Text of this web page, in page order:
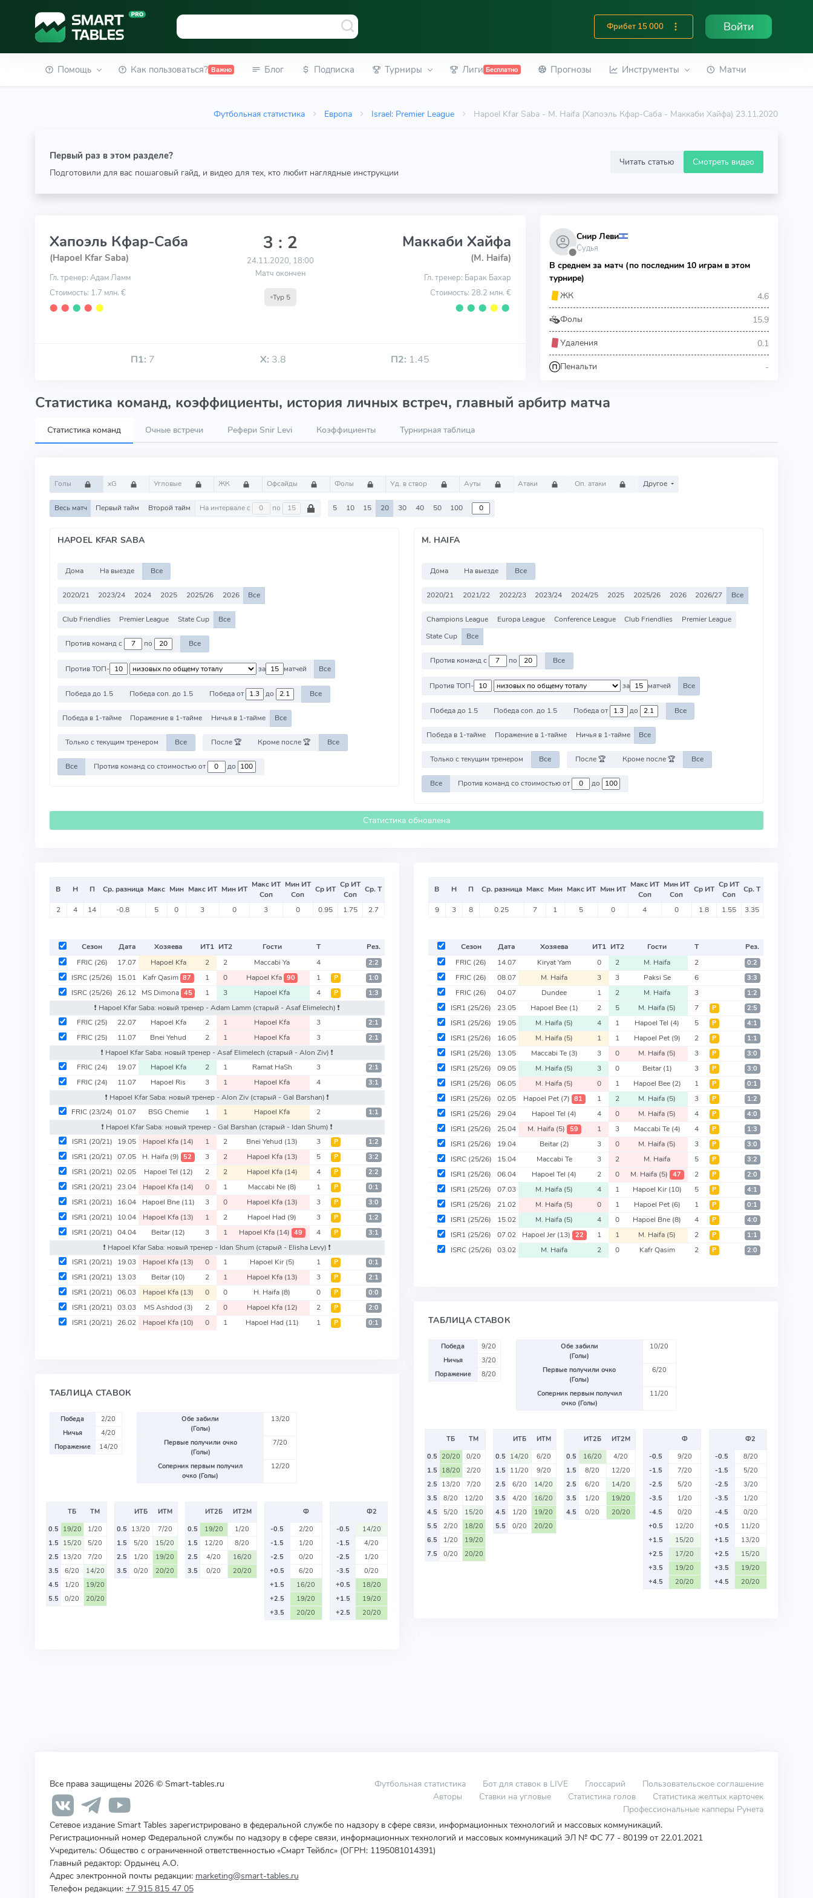
Фрибет 15 000 Войти
Помощь Как пользоваться? Важно Блог Подписка Турниры Лиги Бесплатно Прогнозы Инструменты Матчи
Футбольная статистика Европа Israel: Premier League Hapoel Kfar Saba - M. Haifa (Хапоэль Кфар-Саба - Маккаби Хайфа) 23.11.2020
Первый раз в этом разделе?
Подготовили для вас пошаговый гайд, и видео для тех, кто любит наглядные инструкции
Читать статью Смотреть видео
Хапоэль Кфар-Саба
(Hapoel Kfar Saba)
Гл. тренер: Адам Ламм
Стоимость: 1.7 млн. €
⬤ ⬤ ⬤ ⬤ ⬤
3 : 2
24.11.2020, 18:00
Матч окончен
Тур 5
Маккаби Хайфа
(M. Haifa)
Гл. тренер: Барак Бахар
Стоимость: 28.2 млн. €
⬤ ⬤ ⬤ ⬤ ⬤
П1: 7 Х: 3.8 П2: 1.45
⬤
Снир Леви
Судья
В среднем за матч (по последним 10 играм в этом
турнире)
ЖК
4.6
Фолы 15.9
Удаления 0.1
Пенальти -
Статистика команд, коэффициенты, история личных встреч, главный арбитр матча
Статистика команд Очные встречи Рефери Snir Levi Коэффициенты Турнирная таблица
Голы xG Угловые ЖК Офсайды Фолы Уд. в створ Ауты Атаки Оп. атаки Другое
Весь матч Первый тайм Второй тайм На интервале с по 5 10 15 20 30 40 50 100
HAPOEL KFAR SABA
Дома На выезде Все
2020/21 2023/24 2024 2025 2025/26 2026 Все
Club Friendlies Premier League State Cup Все
Против команд с по Все
Против ТОП- за матчей Все
Победа до 1.5 Победа соп. до 1.5 Победа от до Все
Победа в 1-тайме Поражение в 1-тайме Ничья в 1-тайме Все
Только с текущим тренером Все После 🏆 Кроме после 🏆 Все
Все Против команд со стоимостью от до
M. HAIFA
Дома На выезде Все
2020/21 2021/22 2022/23 2023/24 2024/25 2025 2025/26 2026 2026/27 Все
Champions League Europa League Conference League Club Friendlies
Premier League
State Cup
Все
Против команд с по Все
Против ТОП- за матчей Все
Победа до 1.5 Победа соп. до 1.5 Победа от до Все
Победа в 1-тайме Поражение в 1-тайме Ничья в 1-тайме Все
Только с текущим тренером Все После 🏆 Кроме после 🏆 Все
Все Против команд со стоимостью от до
Статистика обновлена
В Н П Ср. разница Макс Мин Макс ИТ Мин ИТ Макс ИТ
Соп
Мин ИТ
Соп
Ср ИТ Ср ИТ
Соп
Ср. Т
2 4 14 -0.8 5 0 3 0 3 0 0.95 1.75 2.7
Сезон Дата Хозяева ИТ1 ИТ2 Гости Т
Рез.
FRIC (26) 17.07 Hapoel Kfa 2 2 Maccabi Ya 4 2:2
ISRC (25/26) 15.01 Kafr Qasim 87 1 0 Hapoel Kfa 90 1 Р 1:0
ISRC (25/26) 26.12 MS Dimona 45 1 3 Hapoel Kfa 4 Р 1:3
❗️ Hapoel Kfar Saba: новый тренер - Adam Lamm (старый - Asaf Elimelech) ❗️
FRIC (25) 22.07 Hapoel Kfa 2 1 Hapoel Kfa 3 2:1
FRIC (25) 11.07 Bnei Yehud 2 1 Hapoel Kfa 3 2:1
❗️ Hapoel Kfar Saba: новый тренер - Asaf Elimelech (старый - Alon Ziv) ❗️
FRIC (24) 19.07 Hapoel Kfa 2 1 Ramat HaSh 3 2:1
FRIC (24) 11.07 Hapoel Ris 3 1 Hapoel Kfa 4 3:1
❗️ Hapoel Kfar Saba: новый тренер - Alon Ziv (старый - Gal Barshan) ❗️
FRIC (23/24) 01.07 BSG Chemie 1 1 Hapoel Kfa 2 1:1
❗️ Hapoel Kfar Saba: новый тренер - Gal Barshan (старый - Idan Shum) ❗️
ISR1 (20/21) 19.05 Hapoel Kfa (14) 1 2 Bnei Yehud (13) 3 Р 1:2
ISR1 (20/21) 07.05 H. Haifa (9) 52 3 2 Hapoel Kfa (13) 5 Р 3:2
ISR1 (20/21) 02.05 Hapoel Tel (12) 2 2 Hapoel Kfa (14) 4 Р 2:2
ISR1 (20/21) 23.04 Hapoel Kfa (14) 0 1 Maccabi Ne (8) 1 Р 0:1
ISR1 (20/21) 16.04 Hapoel Bne (11) 3 0 Hapoel Kfa (13) 3 Р 3:0
ISR1 (20/21) 10.04 Hapoel Kfa (13) 1 2 Hapoel Had (9) 3 Р 1:2
ISR1 (20/21) 04.04 Beitar(12) 3 1 Hapoel Kfa (14) 49 4 Р 3:1
❗️ Hapoel Kfar Saba: новый тренер - Idan Shum (старый - Elisha Levy) ❗️
ISR1 (20/21) 19.03 Hapoel Kfa (13) 0 1 Hapoel Kir(5) 1 Р 0:1
ISR1 (20/21) 13.03 Beitar(10) 2 1 Hapoel Kfa (13) 3 Р 2:1
ISR1 (20/21) 06.03 Hapoel Kfa (13) 0 0 H. Haifa (8) 0 Р 0:0
ISR1 (20/21) 03.03 MS Ashdod (3) 2 0 Hapoel Kfa (12) 2 Р 2:0
ISR1 (20/21) 26.02 Hapoel Kfa (10) 0 1 Hapoel Had (11) 1 Р 0:1
ТАБЛИЦА СТАВОК
Победа
2/20
Ничья
4/20
Поражение
14/20
Обе забили
(Голы)
13/20
Первые получили очко
(Голы)
7/20
Соперник первым получил
очко (Голы)
12/20
ТБ
ТМ
0.5 19/20
1/20
1.5 15/20
5/20
2.5 13/20
7/20
3.5
6/20
14/20
4.5
1/20
19/20
5.5
0/20 20/20
ИТБ
ИТМ
0.5 13/20
7/20
1.5
5/20
15/20
2.5
1/20
19/20
3.5
0/20 20/20
ИТ2Б
ИТ2М
0.5
19/20
1/20
1.5
12/20
8/20
2.5
4/20
16/20
3.5
0/20 20/20
Ф
-0.5
2/20
-1.5
1/20
-2.5
0/20
+0.5
6/20
+1.5
16/20
+2.5
19/20
+3.5
20/20
Ф2
-0.5
14/20
-1.5
4/20
-2.5
1/20
-3.5
0/20
+0.5
18/20
+1.5
19/20
+2.5
20/20
В Н П Ср. разница Макс Мин Макс ИТ Мин ИТ Макс ИТ
Соп
Мин ИТ
Соп
Ср ИТ Ср ИТ
Соп
Ср. Т
9 3 8 0.25 7 1 5 0 4 0 1.8 1.55 3.35
Сезон Дата Хозяева ИТ1 ИТ2 Гости Т
Рез.
FRIC (26) 14.07 Kiryat Yam 0 2 M. Haifa 2 0:2
FRIC (26) 08.07 M. Haifa 3 3 Paksi Se 6 3:3
FRIC (26) 04.07 Dundee 1 2 M. Haifa 3 1:2
ISR1 (25/26) 23.05 Hapoel Bee (1) 2 5 M. Haifa (5) 7 Р 2:5
ISR1 (25/26) 19.05 M. Haifa (5) 4 1 Hapoel Tel (4) 5 Р 4:1
ISR1 (25/26) 16.05 M. Haifa (5) 1 1 Hapoel Pet (9) 2 Р 1:1
ISR1 (25/26) 13.05 Maccabi Te (3) 3 0 M. Haifa (5) 3 Р 3:0
ISR1 (25/26) 09.05 M. Haifa (5) 3 0 Beitar(1) 3 Р 3:0
ISR1 (25/26) 06.05 M. Haifa (5) 0 1 Hapoel Bee (2) 1 Р 0:1
ISR1 (25/26) 02.05 Hapoel Pet (7) 81 1 2 M. Haifa (5) 3 Р 1:2
ISR1 (25/26) 29.04 Hapoel Tel (4) 4 0 M. Haifa (5) 4 Р 4:0
ISR1 (25/26) 25.04 M. Haifa (5) 59 1 3 Maccabi Te (4) 4 Р 1:3
ISR1 (25/26) 19.04 Beitar(2) 3 0 M. Haifa (5) 3 Р 3:0
ISRC (25/26) 15.04 Maccabi Te 3 2 M. Haifa 5 Р 3:2
ISR1 (25/26) 06.04 Hapoel Tel (4) 2 0 M. Haifa (5) 47 2 Р 2:0
ISR1 (25/26) 07.03 M. Haifa (5) 4 1 Hapoel Kir(10) 5 Р 4:1
ISR1 (25/26) 21.02 M. Haifa (5) 0 1 Hapoel Pet (6) 1 Р 0:1
ISR1 (25/26) 15.02 M. Haifa (5) 4 0 Hapoel Bne (8) 4 Р 4:0
ISR1 (25/26) 07.02 Hapoel Jer(13) 22 1 1 M. Haifa (5) 2 Р 1:1
ISRC (25/26) 03.02 M. Haifa 2 0 Kafr Qasim 2 Р 2:0
ТАБЛИЦА СТАВОК
Победа
9/20
Ничья
3/20
Поражение
8/20
Обе забили
(Голы)
10/20
Первые получили очко
(Голы)
6/20
Соперник первым получил
очко (Голы)
11/20
ТБ
ТМ
0.5 20/20
0/20
1.5 18/20
2/20
2.5 13/20
7/20
3.5
8/20
12/20
4.5
5/20
15/20
5.5
2/20
18/20
6.5
1/20
19/20
7.5
0/20 20/20
ИТБ
ИТМ
0.5 14/20
6/20
1.5 11/20
9/20
2.5
6/20
14/20
3.5
4/20
16/20
4.5
1/20
19/20
5.5
0/20 20/20
ИТ2Б
ИТ2М
0.5
16/20
4/20
1.5
8/20
12/20
2.5
6/20
14/20
3.5
1/20
19/20
4.5
0/20 20/20
Ф
-0.5
9/20
-1.5
7/20
-2.5
5/20
-3.5
1/20
-4.5
0/20
+0.5
12/20
+1.5
15/20
+2.5
17/20
+3.5
19/20
+4.5
20/20
Ф2
-0.5
8/20
-1.5
5/20
-2.5
3/20
-3.5
1/20
-4.5
0/20
+0.5
11/20
+1.5
13/20
+2.5
15/20
+3.5
19/20
+4.5
20/20
Все права защищены 2026 © Smart-tables.ru Футбольная статистика Бот для ставок в LIVE Глоссарий
Пользовательское соглашение
Авторы
Ставки на угловые Статистика голов
Статистика желтых карточек
Профессиональные капперы Рунета
Сетевое издание Smart Tables зарегистрировано в федеральной службе по надзору в сфере связи, информационных технологий и массовых коммуникаций.
Регистрационный номер Федеральной службы по надзору в сфере связи, информационных технологий и массовых коммуникаций ЭЛ № ФС 77 - 80199 от 22.01.2021
Учредитель: Общество с ограниченной ответственностью «Смарт Тейблс» (ОГРН: 1195081014391)
Главный редактор: Ордынец А.О.
Адрес электронной почты редакции: marketing@smart-tables.ru
Телефон редакции: +7 915 815 47 05